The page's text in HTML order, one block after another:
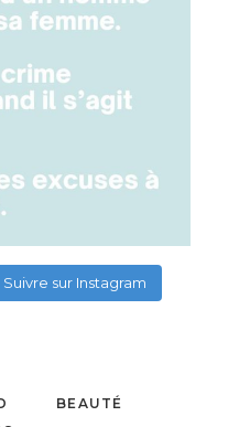
Suivre sur Instagram
BEAUTÉ